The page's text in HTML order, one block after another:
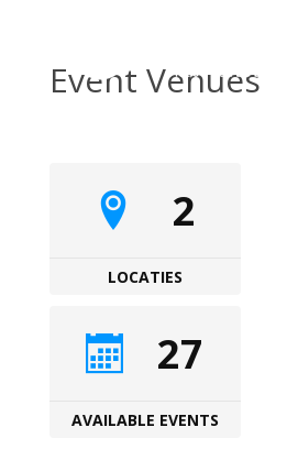
Event Venues
2
LOCATIES
27
AVAILABLE EVENTS